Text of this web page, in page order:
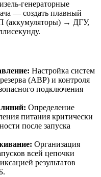
генераторные
— создать плавный
(аккумуляторы) → ДГУ,
Настройка систем
(АВР) и контроля
подключения
Определение
питания критически
после запуска
Организация
всей цепочки
результатов